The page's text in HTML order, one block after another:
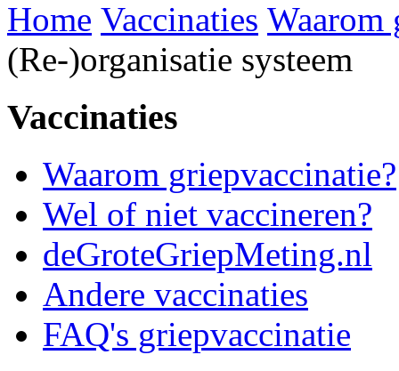
Home Vaccinaties Waarom
(Re-)organisatie systeem
Vaccinaties
Waarom griepvaccinatie?
Wel of niet vaccineren?
deGroteGriepMeting.nl
Andere vaccinaties
FAQ's griepvaccinatie